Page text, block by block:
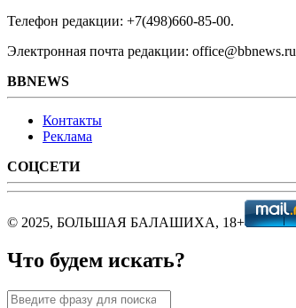
Телефон редакции: +7(498)660-85-00.
Электронная почта редакции: office@bbnews.ru
BBNEWS
Контакты
Реклама
СОЦСЕТИ
© 2025, БОЛЬШАЯ БАЛАШИХА, 18+
Что будем искать?